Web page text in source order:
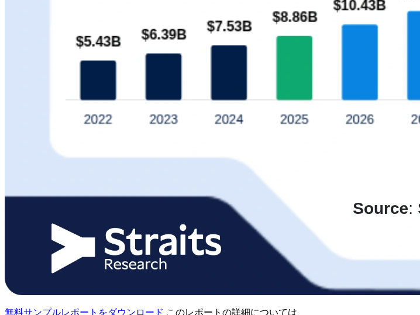
無料サンプルレポートをダウンロード このレポートの詳細については、